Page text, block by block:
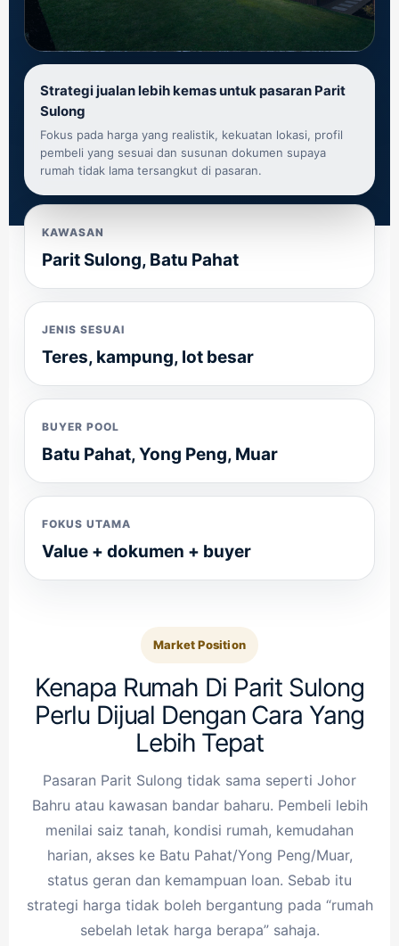
Strategi jualan lebih kemas untuk pasaran Parit
Sulong
Fokus pada harga yang realistik, kekuatan lokasi, profil
pembeli yang sesuai dan susunan dokumen supaya
rumah tidak lama tersangkut di pasaran.
KAWASAN
Parit Sulong, Batu Pahat
JENIS SESUAI
Teres, kampung, lot besar
BUYER POOL
Batu Pahat, Yong Peng, Muar
FOKUS UTAMA
Value + dokumen + buyer
Market Position
Kenapa Rumah Di Parit Sulong
Perlu Dijual Dengan Cara Yang
Lebih Tepat
Pasaran Parit Sulong tidak sama seperti Johor
Bahru atau kawasan bandar baharu. Pembeli lebih
menilai saiz tanah, kondisi rumah, kemudahan
harian, akses ke Batu Pahat/Yong Peng/Muar,
status geran dan kemampuan loan. Sebab itu
strategi harga tidak boleh bergantung pada “rumah
sebelah letak harga berapa” sahaja.